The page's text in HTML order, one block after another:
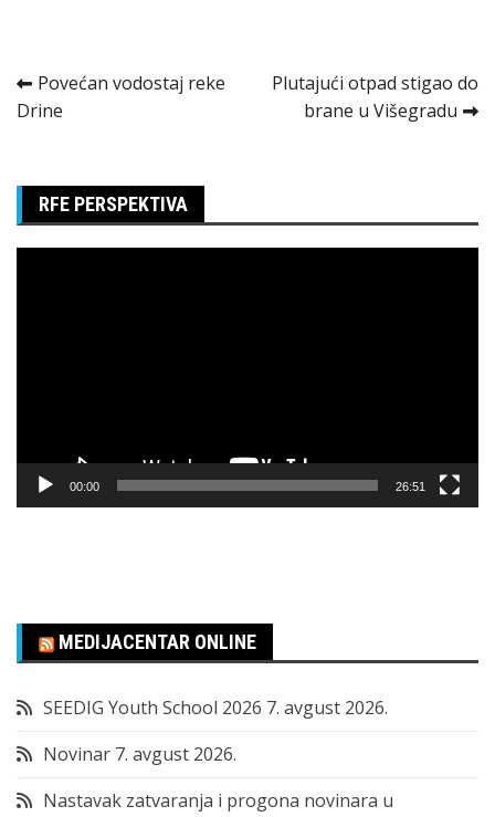
Kretanje
članka
Povećan vodostaj reke
Drine
Plutajući otpad stigao do
brane u Višegradu
RFE PERSPEKTIVA
00:00 26:51
MEDIJACENTAR ONLINE
SEEDIG Youth School 2026 7. avgust 2026.
Novinar 7. avgust 2026.
Nastavak zatvaranja i progona novinara u